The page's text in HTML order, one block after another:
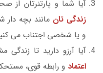
آیا شما و پارتنرتان از
زندگی تان مانند بچه
و یا شخصی اجتناب می
آیا آرزو دارید تا زندگی
اعتماد و رابطه قوی،